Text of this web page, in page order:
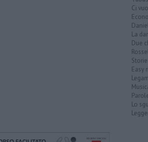
Ci
La
Due
Easy
Lo